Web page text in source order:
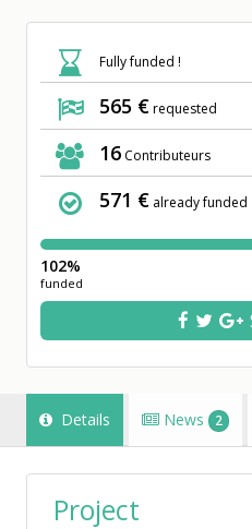
Fully funded !
565 €requested
16 Contributeurs
571 € already funded
102%
funded
Details News 2
Project